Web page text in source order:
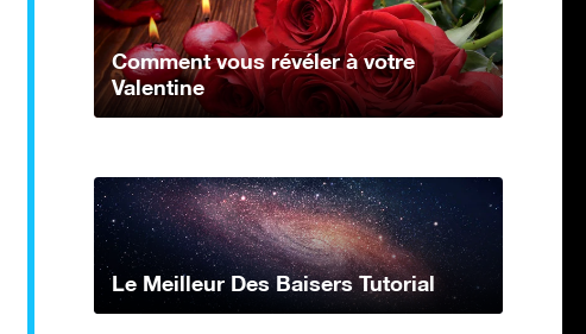
Comment vous révéler à votre
Valentine
Le Meilleur Des Baisers Tutorial